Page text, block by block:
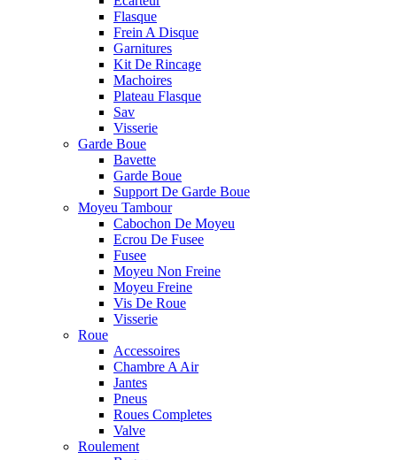
Flasque
Frein A Disque
Garnitures
Kit De Rincage
Machoires
Plateau Flasque
Sav
Visserie
Garde Boue
Bavette
Garde Boue
Support De Garde Boue
Moyeu Tambour
Cabochon De Moyeu
Ecrou De Fusee
Fusee
Moyeu Non Freine
Moyeu Freine
Vis De Roue
Visserie
Roue
Accessoires
Chambre A Air
Jantes
Pneus
Roues Completes
Valve
Roulement